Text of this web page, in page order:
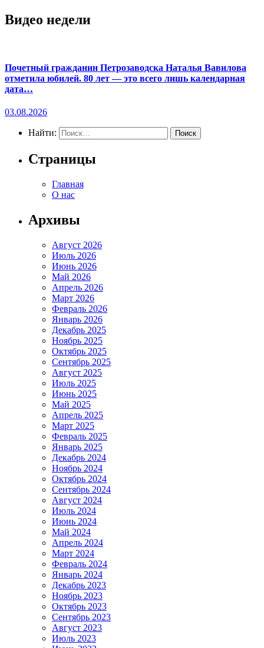
Видео недели
Почетный гражданин Петрозаводска Наталья Вавилова
отметила юбилей. 80 лет — это всего лишь календарная
дата…
03.08.2026
Найти:
Страницы
Главная
О нас
Архивы
Август 2026
Июль 2026
Июнь 2026
Май 2026
Апрель 2026
Март 2026
Февраль 2026
Январь 2026
Декабрь 2025
Ноябрь 2025
Октябрь 2025
Сентябрь 2025
Август 2025
Июль 2025
Июнь 2025
Май 2025
Апрель 2025
Март 2025
Февраль 2025
Январь 2025
Декабрь 2024
Ноябрь 2024
Октябрь 2024
Сентябрь 2024
Август 2024
Июль 2024
Июнь 2024
Май 2024
Апрель 2024
Март 2024
Февраль 2024
Январь 2024
Декабрь 2023
Ноябрь 2023
Октябрь 2023
Сентябрь 2023
Август 2023
Июль 2023